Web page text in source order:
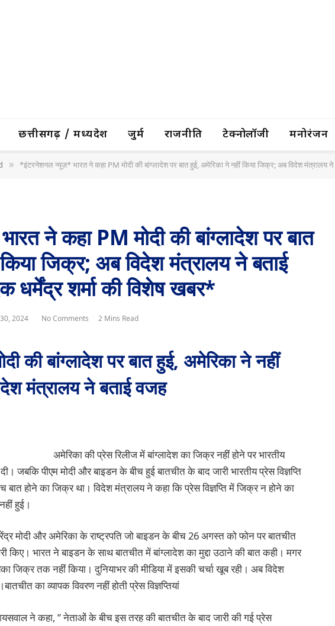
छत्तीसगढ़ / मध्यप्रदेश जुर्म राजनीति टेक्नोलॉजी मनोरंजन
» *इंटरनेशनल न्यूज़* भारत ने कहा PM मोदी की बांग्लादेश पर बात हुई, अमेरिका ने नहीं किया जिक्र; अब विदेश मंत्रालय
ने कहा PM मोदी की बांग्लादेश पर बात
जिक्र; अब विदेश मंत्रालय ने बताई
शर्मा की विशेष खबर*
2024 No Comments 2 Mins Read
की बांग्लादेश पर बात हुई, अमेरिका ने नहीं
मंत्रालय ने बताई वजह
अमेरिका की प्रेस रिलीज में बांग्लादेश का जिक्र नहीं होने पर भारतीय
जबकि पीएम मोदी और बाइडन के बीच हुई बातचीत के बाद जारी भारतीय प्रेस विज्ञप्ति
बात होने का जिक्र था। विदेश मंत्रालय ने कहा कि प्रेस विज्ञप्ति में जिक्र न होने का
हुई।
मोदी और अमेरिका के राष्ट्रपति जो बाइडन के बीच 26 अगस्त को फोन पर बातचीत
किए। भारत ने बाइडन के साथ बातचीत में बांग्लादेश का मुद्दा उठाने की बात कही। मगर
जिक्र तक नहीं किया। दुनियाभर की मीडिया में इसकी चर्चा खूब रही। अब विदेश
का व्यापक विवरण नहीं होती प्रेस विज्ञप्तियां
ने कहा, ” नेताओं के बीच इस तरह की बातचीत के बाद जारी की गई प्रेस